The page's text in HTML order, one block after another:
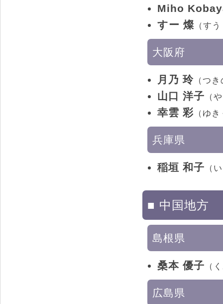
Miho
すー 燦 （す
大阪府
月乃 玲 （つ
山口 洋子 （
幸雲 彩 （ゆ
兵庫県
稲垣 和子 （
■ 中国地方
島根県
桑本 優子 （
広島県